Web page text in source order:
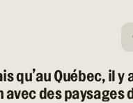
qu’au Québec, il y
des paysages